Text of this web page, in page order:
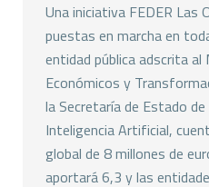
Una iniciativa FEDER Las
puestas en marcha en
entidad pública adscrita
Económicos y
la Secretaría de Estado
Inteligencia Artificial,
global de 8 millones de
aportará 6,3 y las